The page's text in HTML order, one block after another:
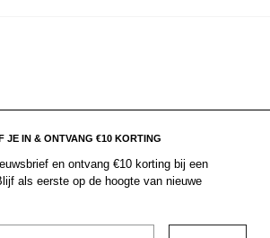
JE IN & ONTVANG €10 KORTING
en ontvang €10 korting bij een
als eerste op de hoogte van nieuwe